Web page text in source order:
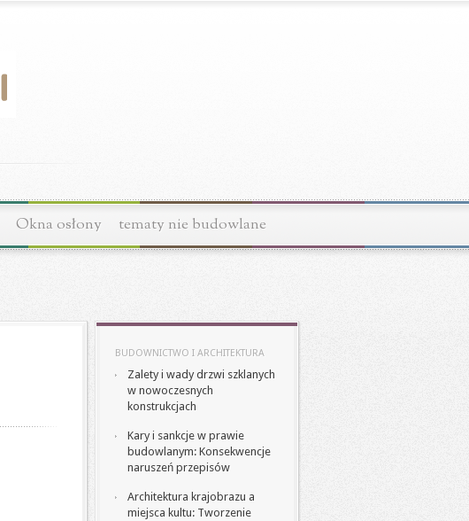
Okna osłony tematy nie budowlane
BUDOWNICTWO I ARCHITEKTURA
Zalety i wady drzwi szklanych
w nowoczesnych
konstrukcjach
Kary i sankcje w prawie
budowlanym: Konsekwencje
naruszeń przepisów
Architektura krajobrazu a
miejsca kultu: Tworzenie